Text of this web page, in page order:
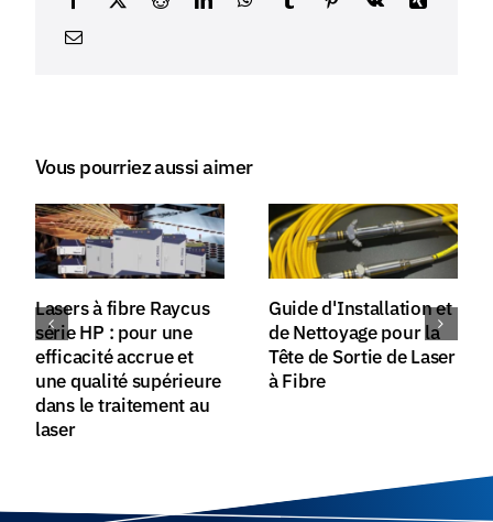
Vous pourriez aussi aimer
Lasers à fibre Raycus
série HP : pour une
efficacité accrue et
une qualité supérieure
dans le traitement au
laser
Guide d'Installation et
de Nettoyage pour la
Tête de Sortie de Laser
à Fibre